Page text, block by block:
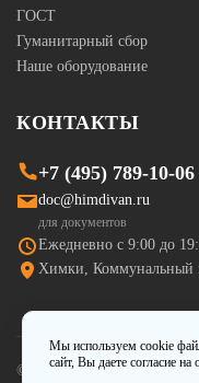
ГОСТ
Гуманитарный сбор
Наше оборудование
КОНТАКТЫ
+7 (495) 789-10-06
doc@himdivan.ru
для документов
Ежедневно с 9:00 до
Химки, Коммунальный
© Himdivan.ru — 2008-
Мы используем cookie
сайт, Вы даете согласие на